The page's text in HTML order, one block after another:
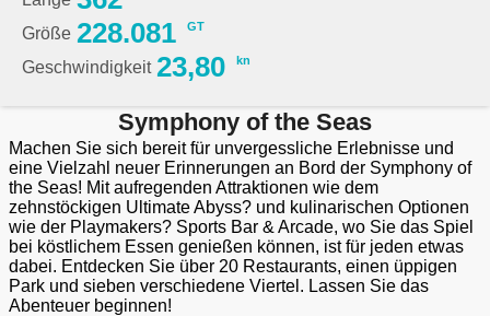
Größe 228.081 GT
Geschwindigkeit 23,80 kn
Symphony of the Seas
Machen Sie sich bereit für unvergessliche Erlebnisse und
eine Vielzahl neuer Erinnerungen an Bord der Symphony of
the Seas! Mit aufregenden Attraktionen wie dem
zehnstöckigen Ultimate Abyss? und kulinarischen Optionen
wie der Playmakers? Sports Bar & Arcade, wo Sie das Spiel
bei köstlichem Essen genießen können, ist für jeden etwas
dabei. Entdecken Sie über 20 Restaurants, einen üppigen
Park und sieben verschiedene Viertel. Lassen Sie das
Abenteuer beginnen!